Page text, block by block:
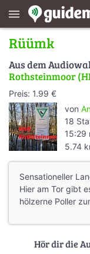
menu
Rüümk
Aus dem
Rothsteinmoor
Preis: 1.99 €
von
18
15:29
5.74
Sensationeller
Hier am Tor gibt
hölzerne Poller
Hör dir die